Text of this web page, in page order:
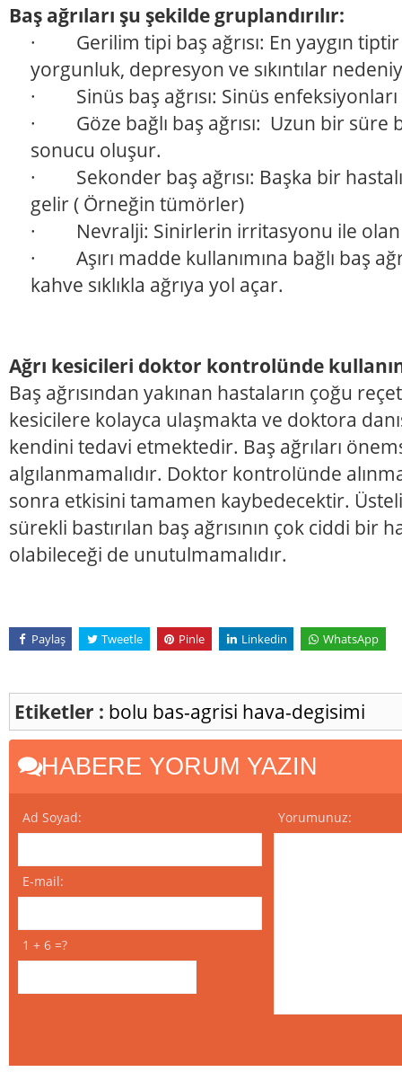
Baş ağrıları şu şekilde gruplandırılır:
· Gerilim tipi baş ağrısı: En yaygın
yorgunluk, depresyon ve sıkıntılar
· Sinüs baş ağrısı: Sinüs
· Göze bağlı baş ağrısı: Uzun bir süre
sonucu oluşur.
· Sekonder baş ağrısı: Başka bir
gelir ( Örneğin tümörler)
· Nevralji: Sinirlerin irritasyonu ile olan
· Aşırı madde kullanımına bağlı baş
kahve sıklıkla ağrıya yol açar.
Ağrı kesicileri doktor kontrolünde
Baş ağrısından yakınan hastaların çoğu
kesicilere kolayca ulaşmakta ve doktora
kendini tedavi etmektedir. Baş ağrıları
algılanmamalıdır. Doktor kontrolünde
sonra etkisini tamamen kaybedecektir.
sürekli bastırılan baş ağrısının çok ciddi bir
olabileceği de unutulmamalıdır.
Paylaş Tweetle Pinle Linkedin WhatsApp
Etiketler : bolu bas-agrisi hava-degisimi
HABERE YORUM YAZIN
Ad Soyad:
E-mail:
1 + 6 =?
Yorumunuz: